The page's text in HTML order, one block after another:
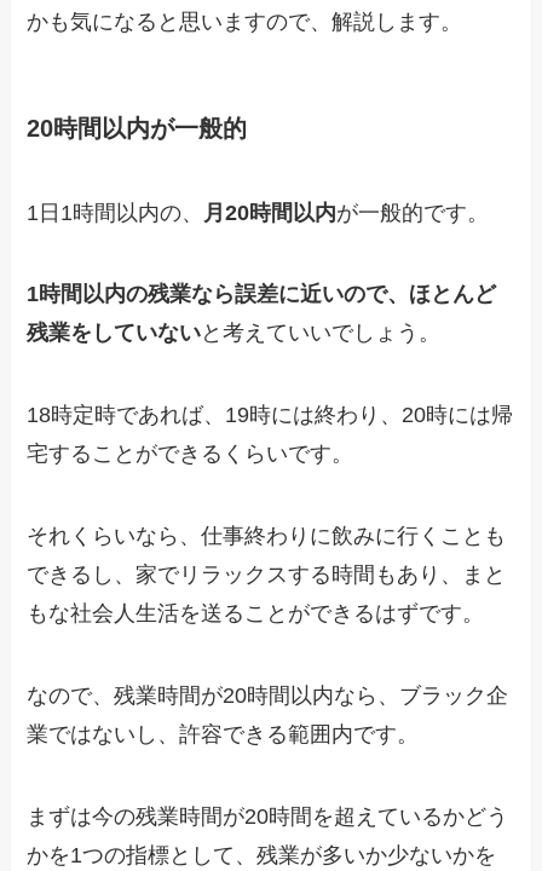
かも気になると思いますので、解説します。
20時間以内が一般的
1日1時間以内の、 月20時間以内が一般的です。
1時間以内の残業なら誤差に近いので、ほとんど
残業をしていないと考えていいでしょう。
18時定時であれば、19時には終わり、20時には帰
宅することができるくらいです。
それくらいなら、仕事終わりに飲みに行くことも
できるし、家でリラックスする時間もあり、まと
もな社会人生活を送ることができるはずです。
なので、残業時間が20時間以内なら、ブラック企
業ではないし、許容できる範囲内です。
まずは今の残業時間が20時間を超えているかどう
かを1つの指標として、残業が多いか少ないかを